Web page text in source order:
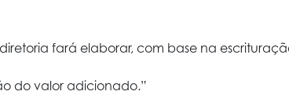
fará elaborar, com base na
do valor adicionado.”